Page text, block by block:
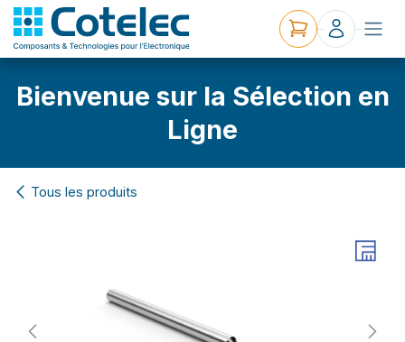
Bienvenue sur la Sélection en
Ligne
Tous les produits